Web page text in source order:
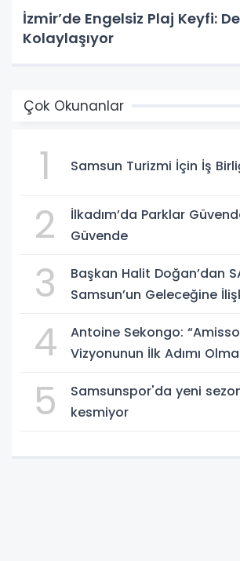
İzmir’de Engelsiz Plaj Keyfi:
Kolaylaşıyor
Çok Okunanlar
1 Samsun Turizmi İçin İş
2
İlkadım’da Parklar
Güvende
3
Başkan Halit Doğan’dan
Samsun’un Geleceğine
4
Antoine Sekongo:
Vizyonunun İlk Adımı
5
Samsunspor'da yeni sezon
kesmiyor